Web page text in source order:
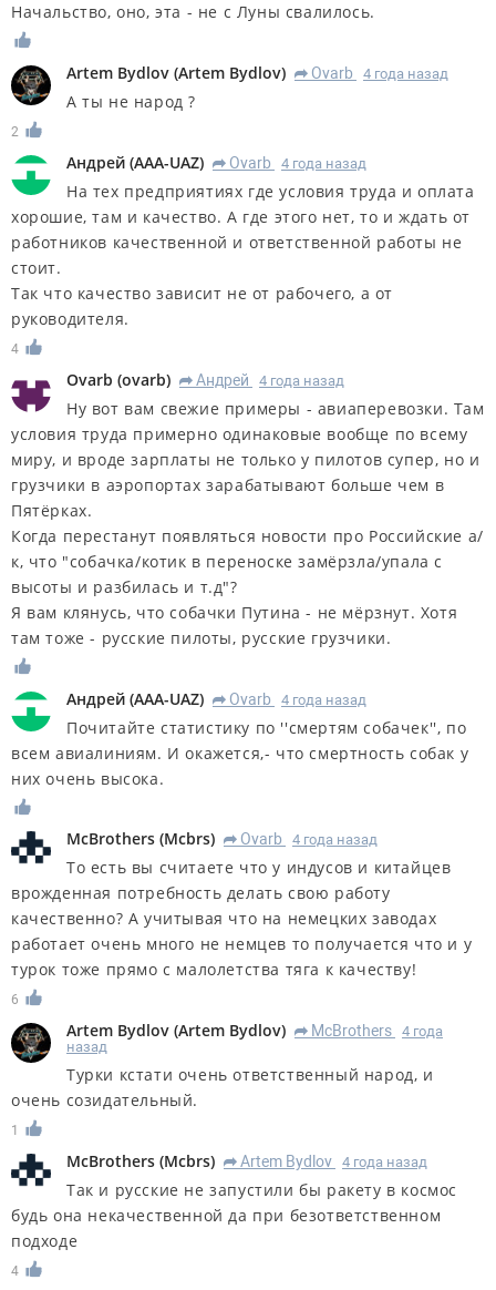
Начальство, оно, эта - не с Луны свалилось.
Artem Bydlov (Artem Bydlov) R Ovarb 4 года назад
А ты не народ ?
2
Андрей (AAA-UAZ) R Ovarb 4 года назад
На тех предприятиях где условия труда и оплата
хорошие, там и качество. А где этого нет, то и ждать от
работников качественной и ответственной работы не
стоит.
Так что качество зависит не от рабочего, а от
руководителя.
4
Ovarb (ovarb) R Андрей 4 года назад
Ну вот вам свежие примеры - авиаперевозки. Там
условия труда примерно одинаковые вообще по всему
миру, и вроде зарплаты не только у пилотов супер, но и
грузчики в аэропортах зарабатывают больше чем в
Пятёрках.
Когда перестанут появляться новости про Российские а/
к, что "собачка/котик в переноске замёрзла/упала с
высоты и разбилась и т.д"?
Я вам клянусь, что собачки Путина - не мёрзнут. Хотя
там тоже - русские пилоты, русские грузчики.
Андрей (AAA-UAZ) R Ovarb 4 года назад
Почитайте статистику по ''смертям собачек'', по
всем авиалиниям. И окажется,- что смертность собак у
них очень высока.
McBrothers (Mcbrs) R Ovarb 4 года назад
То есть вы считаете что у индусов и китайцев
врожденная потребность делать свою работу
качественно? А учитывая что на немецких заводах
работает очень много не немцев то получается что и у
турок тоже прямо с малолетства тяга к качеству!
6
Artem Bydlov (Artem Bydlov) R McBrothers 4 года
назад
Турки кстати очень ответственный народ, и
очень созидательный.
1
McBrothers (Mcbrs) R Artem Bydlov 4 года назад
Так и русские не запустили бы ракету в космос
будь она некачественной да при безответственном
подходе
4